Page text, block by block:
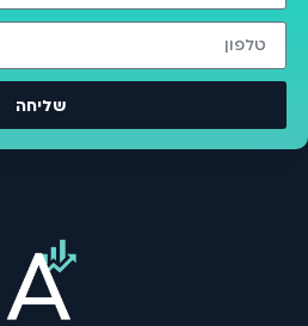
שליחה